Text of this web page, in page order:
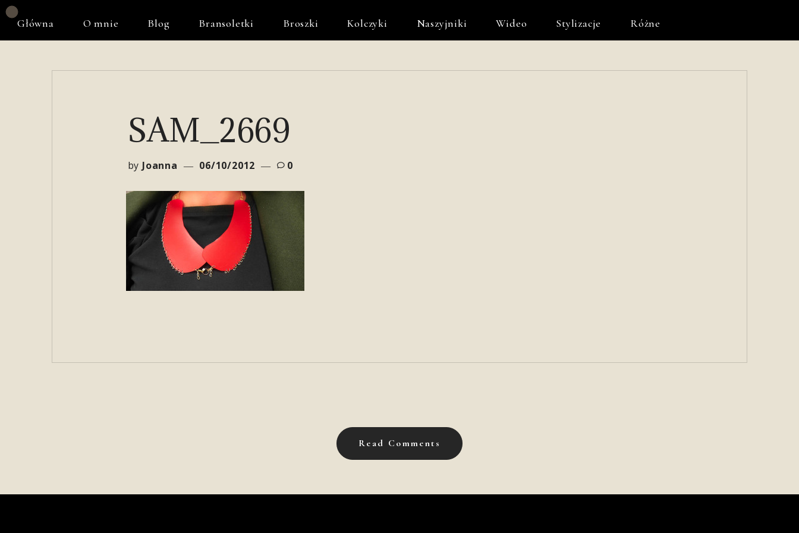
Główna O mnie Blog Bransoletki Broszki Kolczyki Naszyjniki Wideo Stylizacje Różne
SAM_2669
by Joanna 06/10/2012 0
Read Comments